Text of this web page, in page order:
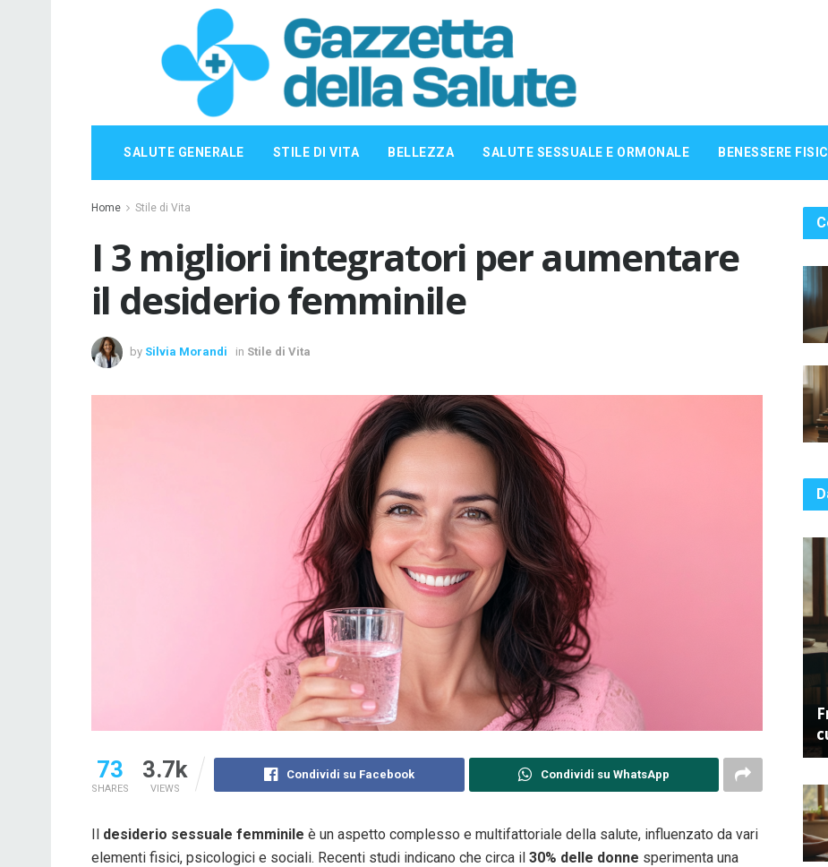
SALUTE GENERALE STILE DI VITA BELLEZZA SALUTE SESSUALE E ORMONALE BENESSERE
Home Stile di Vita
I 3 migliori integratori per aumentare
il desiderio femminile
by Silvia Morandi in Stile di Vita
73
SHARES
3.7k
VIEWS
Condividi su Facebook Condividi su WhatsApp
Il desiderio sessuale femminile è un aspetto complesso e multifattoriale della salute, influenzato da vari
elementi fisici, psicologici e sociali. Recenti studi indicano che circa il 30% delle donne sperimenta una